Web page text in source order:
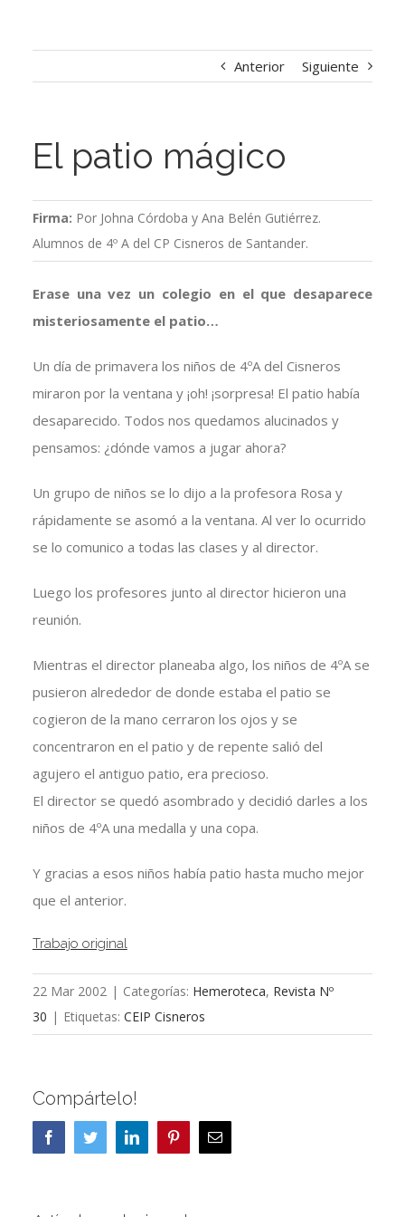
Anterior Siguiente
El patio mágico
Firma: Por Johna Córdoba y Ana Belén Gutiérrez.
Alumnos de 4º A del CP Cisneros de Santander.
Erase una vez un colegio en el que desaparece
misteriosamente el patio…
Un día de primavera los niños de 4ºA del Cisneros
miraron por la ventana y ¡oh! ¡sorpresa! El patio había
desaparecido. Todos nos quedamos alucinados y
pensamos: ¿dónde vamos a jugar ahora?
Un grupo de niños se lo dijo a la profesora Rosa y
rápidamente se asomó a la ventana. Al ver lo ocurrido
se lo comunico a todas las clases y al director.
Luego los profesores junto al director hicieron una
reunión.
Mientras el director planeaba algo, los niños de 4ºA se
pusieron alrededor de donde estaba el patio se
cogieron de la mano cerraron los ojos y se
concentraron en el patio y de repente salió del
agujero el antiguo patio, era precioso.
El director se quedó asombrado y decidió darles a los
niños de 4ºA una medalla y una copa.
Y gracias a esos niños había patio hasta mucho mejor
que el anterior.
Trabajo original
22 Mar 2002 | Categorías: Hemeroteca, Revista Nº
30 | Etiquetas: CEIP Cisneros
Compártelo!
FacebookTwitterLinkedInPinterestCorreo
electrónico